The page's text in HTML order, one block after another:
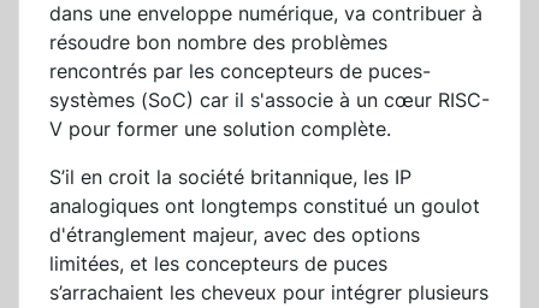
dans une enveloppe numérique, va contribuer à
résoudre bon nombre des problèmes
rencontrés par les concepteurs de puces-
systèmes (SoC) car il s'associe à un cœur RISC-
V pour former une solution complète.
S’il en croit la société britannique, les IP
analogiques ont longtemps constitué un goulot
d'étranglement majeur, avec des options
limitées, et les concepteurs de puces
s’arrachaient les cheveux pour intégrer plusieurs